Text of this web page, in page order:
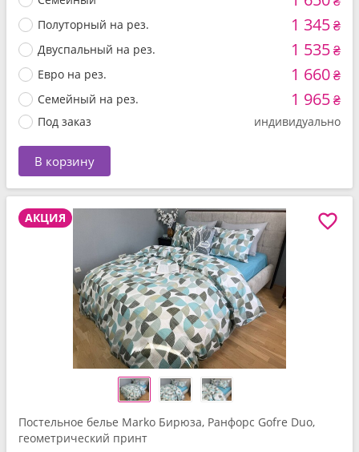
Полуторный на рез. 1 345₴
Двуспальный на рез. 1 535₴
Евро на рез. 1 660₴
Семейный на рез. 1 965₴
Под заказ индивидуально
В корзину
АКЦИЯ
Постельное белье Marko Бирюза, Ранфорс Gofre Duo,
геометрический принт